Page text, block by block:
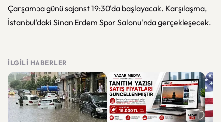
Çarşamba günü sajanst 19:30'da başlayacak. Karşılaşma,
İstanbul'daki Sinan Erdem Spor Salonu'nda gerçekleşecek.
İLGILI HABERLER